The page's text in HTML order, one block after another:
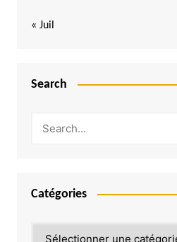
« Juil
Search
Catégories